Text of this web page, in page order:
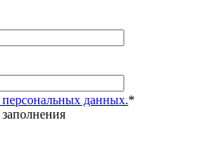
персональных данных.*